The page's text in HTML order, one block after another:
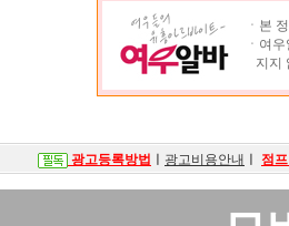
ㆍ본
ㆍ여
지지
광고등록방법 광고비용안내 점